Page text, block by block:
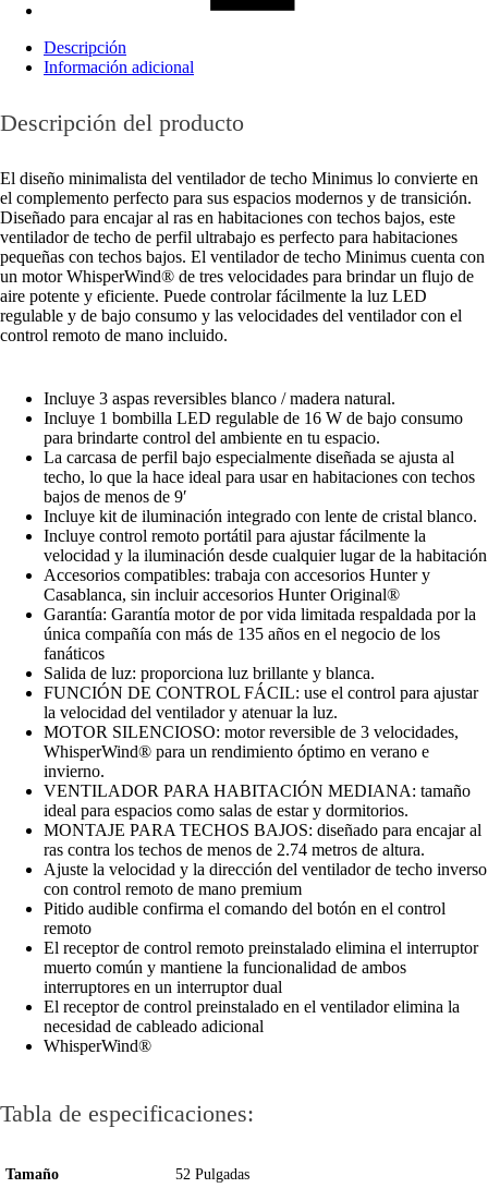
Descripción
Información adicional
Descripción del producto
El diseño minimalista del ventilador de techo Minimus lo convierte en
el complemento perfecto para sus espacios modernos y de transición.
Diseñado para encajar al ras en habitaciones con techos bajos, este
ventilador de techo de perfil ultrabajo es perfecto para habitaciones
pequeñas con techos bajos. El ventilador de techo Minimus cuenta con
un motor WhisperWind® de tres velocidades para brindar un flujo de
aire potente y eficiente. Puede controlar fácilmente la luz LED
regulable y de bajo consumo y las velocidades del ventilador con el
control remoto de mano incluido.
Incluye 3 aspas reversibles blanco / madera natural.
Incluye 1 bombilla LED regulable de 16 W de bajo consumo
para brindarte control del ambiente en tu espacio.
La carcasa de perfil bajo especialmente diseñada se ajusta al
techo, lo que la hace ideal para usar en habitaciones con techos
bajos de menos de 9′
Incluye kit de iluminación integrado con lente de cristal blanco.
Incluye control remoto portátil para ajustar fácilmente la
velocidad y la iluminación desde cualquier lugar de la habitación
Accesorios compatibles: trabaja con accesorios Hunter y
Casablanca, sin incluir accesorios Hunter Original®
Garantía: Garantía motor de por vida limitada respaldada por la
única compañía con más de 135 años en el negocio de los
fanáticos
Salida de luz: proporciona luz brillante y blanca.
FUNCIÓN DE CONTROL FÁCIL: use el control para ajustar
la velocidad del ventilador y atenuar la luz.
MOTOR SILENCIOSO: motor reversible de 3 velocidades,
WhisperWind® para un rendimiento óptimo en verano e
invierno.
VENTILADOR PARA HABITACIÓN MEDIANA: tamaño
ideal para espacios como salas de estar y dormitorios.
MONTAJE PARA TECHOS BAJOS: diseñado para encajar al
ras contra los techos de menos de 2.74 metros de altura.
Ajuste la velocidad y la dirección del ventilador de techo inverso
con control remoto de mano premium
Pitido audible confirma el comando del botón en el control
remoto
El receptor de control remoto preinstalado elimina el interruptor
muerto común y mantiene la funcionalidad de ambos
interruptores en un interruptor dual
El receptor de control preinstalado en el ventilador elimina la
necesidad de cableado adicional
WhisperWind®
Tabla de especificaciones:
Tamaño
52 Pulgadas